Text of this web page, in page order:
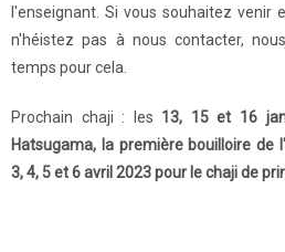
l'enseignant. Si vous souhaitez venir
n'héistez pas à nous contacter,
temps pour cela.
Prochain chaji : les 13, 15 et 16
Hatsugama, la première bouilloire de
3, 4, 5 et 6 avril 2023 pour le chaji de